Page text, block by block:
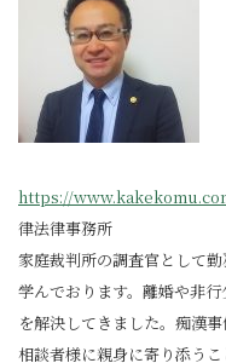
https://
律法律事務所
家庭裁判所の調査官として
学んでおります。離婚や非
を解決してきました。痴漢
相談者様に親身に寄り添う